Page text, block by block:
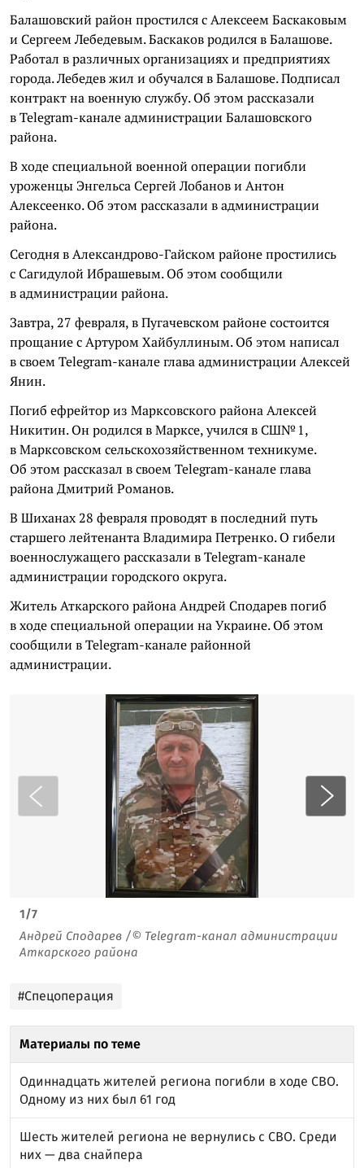
Балашовский район простился с Алексеем Баскаковым
и Сергеем Лебедевым. Баскаков родился в Балашове.
Работал в различных организациях и предприятиях
города. Лебедев жил и обучался в Балашове. Подписал
контракт на военную службу. Об этом рассказали
в Telegram-канале администрации Балашовского
района.
В ходе специальной военной операции погибли
уроженцы Энгельса Сергей Лобанов и Антон
Алексеенко. Об этом рассказали в администрации
района.
Сегодня в Александрово-Гайском районе простились
с Сагидулой Ибрашевым. Об этом сообщили
в администрации района.
Завтра, 27 февраля, в Пугачевском районе состоится
прощание с Артуром Хайбуллиным. Об этом написал
в своем Telegram-канале глава администрации Алексей
Янин.
Погиб ефрейтор из Марксовского района Алексей
Никитин. Он родился в Марксе, учился в СШ№ 1,
в Марксовском сельскохозяйственном техникуме.
Об этом рассказал в своем Telegram-канале глава
района Дмитрий Романов.
В Шиханах 28 февраля проводят в последний путь
старшего лейтенанта Владимира Петренко. О гибели
военнослужащего рассказали в Telegram-канале
администрации городского округа.
Житель Аткарского района Андрей Сподарев погиб
в ходе специальной операции на Украине. Об этом
сообщили в Telegram-канале районной
администрации.
1/7
Андрей Сподарев /© Telegram-канал администрации
Аткарского района
#Спецоперация
Материалы по теме
Одиннадцать жителей региона погибли в ходе СВО.
Одному из них был 61 год
Шесть жителей региона не вернулись с СВО. Среди
них — два снайпера